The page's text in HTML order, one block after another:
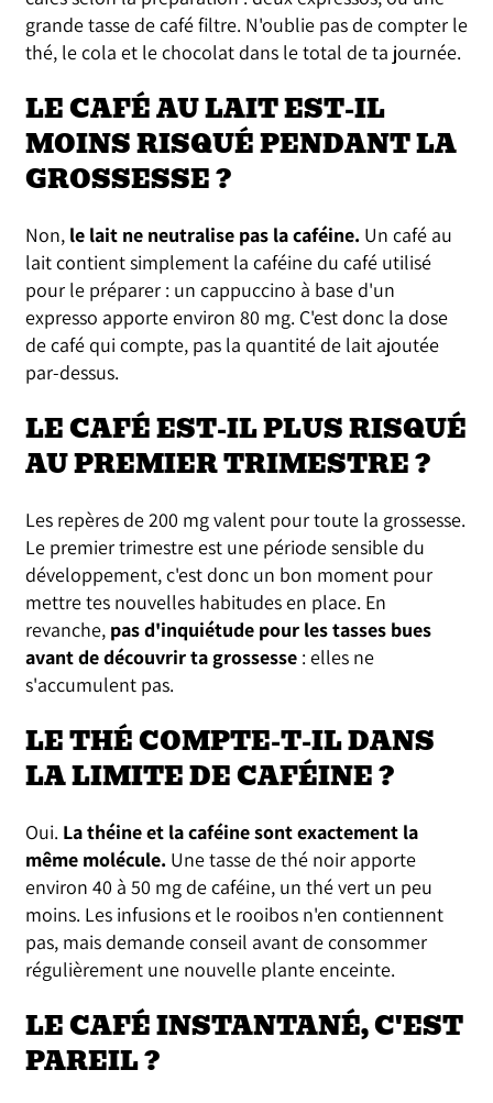
grande tasse de café filtre. N'oublie pas de compter le
thé, le cola et le chocolat dans le total de ta journée.
LE CAFÉ AU LAIT EST-IL
MOINS RISQUÉ PENDANT LA
GROSSESSE ?
Non, le lait ne neutralise pas la caféine.Un café au
lait contient simplement la caféine du café utilisé
pour le préparer : un cappuccino à base d'un
expresso apporte environ 80 mg. C'est donc la dose
de café qui compte, pas la quantité de lait ajoutée
par-dessus.
LE CAFÉ EST-IL PLUS RISQUÉ
AU PREMIER TRIMESTRE ?
Les repères de 200 mg valent pour toute la grossesse.
Le premier trimestre est une période sensible du
développement, c'est donc un bon moment pour
mettre tes nouvelles habitudes en place. En
revanche, pas d'inquiétude pour les tasses bues
avant de découvrir ta grossesse: elles ne
s'accumulent pas.
LE THÉ COMPTE-T-IL DANS
LA LIMITE DE CAFÉINE ?
Oui. La théine et la caféine sont exactement la
même molécule.Une tasse de thé noir apporte
environ 40 à 50 mg de caféine, un thé vert un peu
moins. Les infusions et le rooibos n'en contiennent
pas, mais demande conseil avant de consommer
régulièrement une nouvelle plante enceinte.
LE CAFÉ INSTANTANÉ, C'EST
PAREIL ?